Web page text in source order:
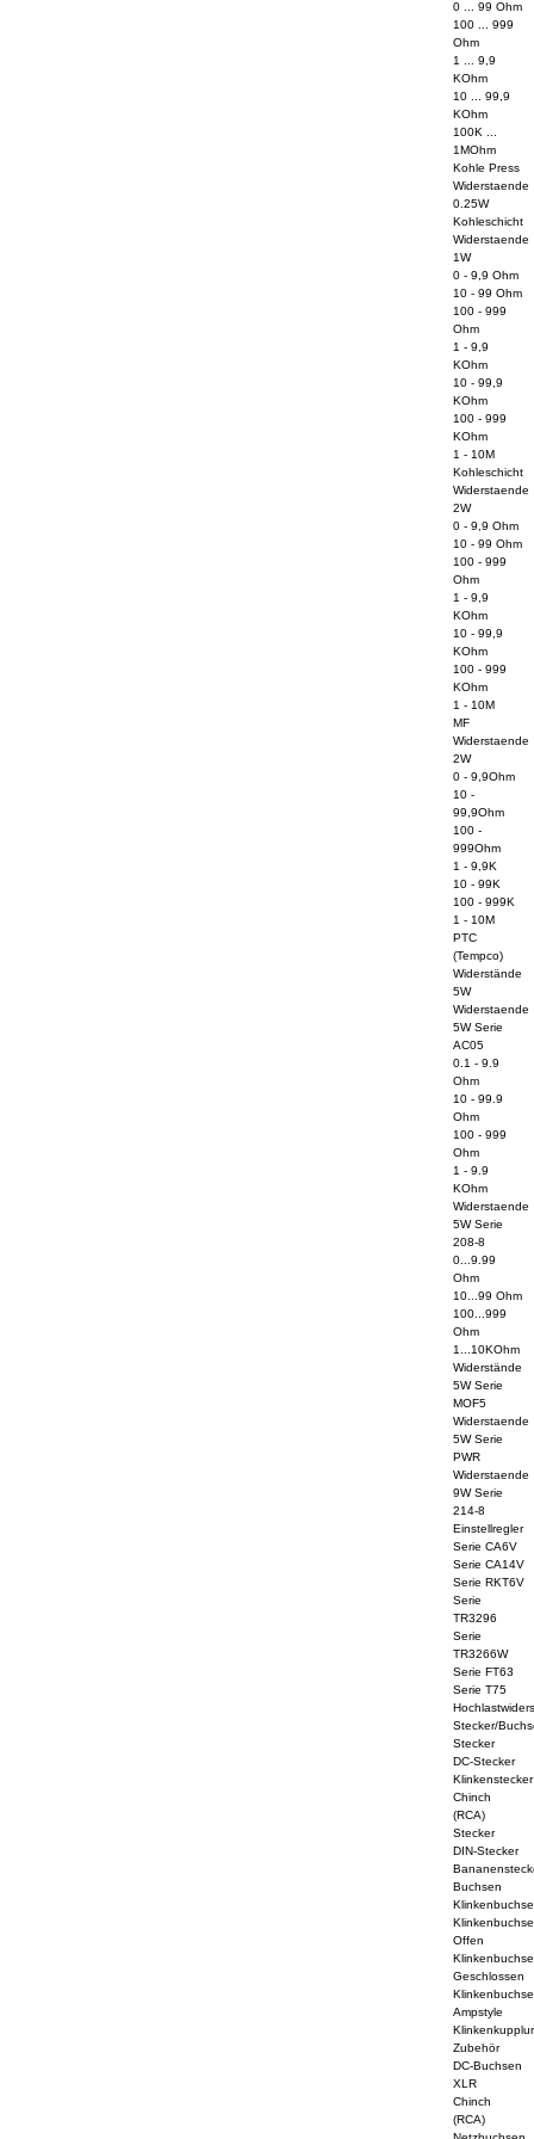
0 ... 99 Ohm
100 ... 999
Ohm
1 ... 9,9
KOhm
10 ... 99,9
KOhm
100K ...
1MOhm
Kohle Press
Widerstaende
0.25W
Kohleschicht
Widerstaende
1W
0 - 9,9 Ohm
10 - 99 Ohm
100 - 999
Ohm
1 - 9,9
KOhm
10 - 99,9
KOhm
100 - 999
KOhm
1 - 10M
Kohleschicht
Widerstaende
2W
0 - 9,9 Ohm
10 - 99 Ohm
100 - 999
Ohm
1 - 9,9
KOhm
10 - 99,9
KOhm
100 - 999
KOhm
1 - 10M
MF
Widerstaende
2W
0 - 9,9Ohm
10 -
99,9Ohm
100 -
999Ohm
1 - 9,9K
10 - 99K
100 - 999K
1 - 10M
PTC
(Tempco)
Widerstände
5W
Widerstaende
5W Serie
AC05
0.1 - 9.9
Ohm
10 - 99.9
Ohm
100 - 999
Ohm
1 - 9.9
KOhm
Widerstaende
5W Serie
208-8
0...9.99
Ohm
10...99 Ohm
100...999
Ohm
1...10KOhm
Widerstände
5W Serie
MOF5
Widerstaende
5W Serie
PWR
Widerstaende
9W Serie
214-8
Einstellregler
Serie CA6V
Serie CA14V
Serie RKT6V
Serie
TR3296
Serie
TR3266W
Serie FT63
Serie T75
Stecker/
Stecker
DC-Stecker
Klinkenstecker
Chinch
(RCA)
Stecker
DIN-Stecker
Buchsen
Offen
Geschlossen
Ampstyle
Zubehör
DC-Buchsen
XLR
Chinch
(RCA)